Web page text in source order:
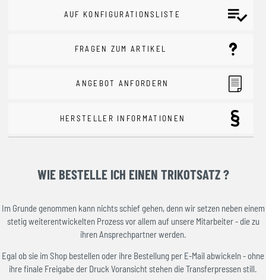
AUF KONFIGURATIONSLISTE
FRAGEN ZUM ARTIKEL
ANGEBOT ANFORDERN
HERSTELLER INFORMATIONEN
WIE BESTELLE ICH EINEN TRIKOTSATZ ?
Im Grunde genommen kann nichts schief gehen, denn wir setzen neben einem
stetig weiterentwickelten Prozess vor allem auf unsere Mitarbeiter - die zu
ihren Ansprechpartner werden.
Egal ob sie im Shop bestellen oder ihre Bestellung per E-Mail abwickeln - ohne
ihre finale Freigabe der Druck Voransicht stehen die Transferpressen still.